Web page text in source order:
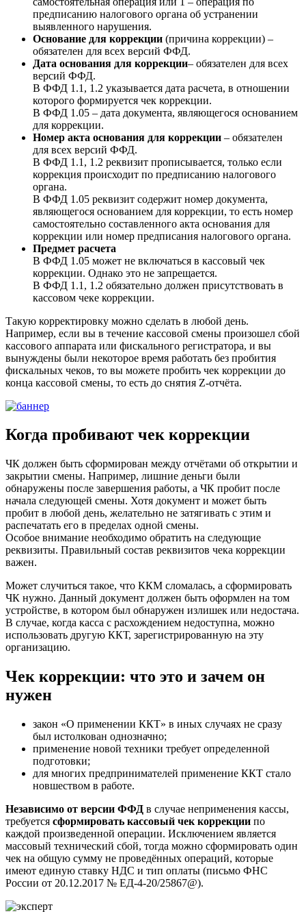
предписанию налогового органа об устранении
выявленного нарушения.
Основание для коррекции (причина коррекции) –
обязателен для всех версий ФФД.
Дата основания для коррекции– обязателен для всех
версий ФФД.
В ФФД 1.1, 1.2 указывается дата расчета, в отношении
которого формируется чек коррекции.
В ФФД 1.05 – дата документа, являющегося основанием
для коррекции.
Номер акта основания для коррекции – обязателен
для всех версий ФФД.
В ФФД 1.1, 1.2 реквизит прописывается, только если
коррекция происходит по предписанию налогового
органа.
В ФФД 1.05 реквизит содержит номер документа,
являющегося основанием для коррекции, то есть номер
самостоятельно составленного акта основания для
коррекции или номер предписания налогового органа.
Предмет расчета
В ФФД 1.05 может не включаться в кассовый чек
коррекции. Однако это не запрещается.
В ФФД 1.1, 1.2 обязательно должен присутствовать в
кассовом чеке коррекции.
Такую корректировку можно сделать в любой день.
Например, если вы в течение кассовой смены произошел сбой
кассового аппарата или фискального регистратора, и вы
вынуждены были некоторое время работать без пробития
фискальных чеков, то вы можете пробить чек коррекции до
конца кассовой смены, то есть до снятия Z-отчёта.
Когда пробивают чек коррекции
ЧК должен быть сформирован между отчётами об открытии и
закрытии смены. Например, лишние деньги были
обнаружены после завершения работы, а ЧК пробит после
начала следующей смены. Хотя документ и может быть
пробит в любой день, желательно не затягивать с этим и
распечатать его в пределах одной смены.
Особое внимание необходимо обратить на следующие
реквизиты. Правильный состав реквизитов чека коррекции
важен.
Может случиться такое, что ККМ сломалась, а сформировать
ЧК нужно. Данный документ должен быть оформлен на том
устройстве, в котором был обнаружен излишек или недостача.
В случае, когда касса с расхождением недоступна, можно
использовать другую ККТ, зарегистрированную на эту
организацию.
Чек коррекции: что это и зачем он
нужен
закон «О применении ККТ» в иных случаях не сразу
был истолкован однозначно;
применение новой техники требует определенной
подготовки;
для многих предпринимателей применение ККТ стало
новшеством в работе.
Независимо от версии ФФД в случае неприменения кассы,
требуется сформировать кассовый чек коррекции по
каждой произведенной операции. Исключением является
массовый технический сбой, тогда можно сформировать один
чек на общую сумму не проведённых операций, которые
имеют единую ставку НДС и тип оплаты (письмо ФНС
России от 20.12.2017 № ЕД-4-20/25867@).